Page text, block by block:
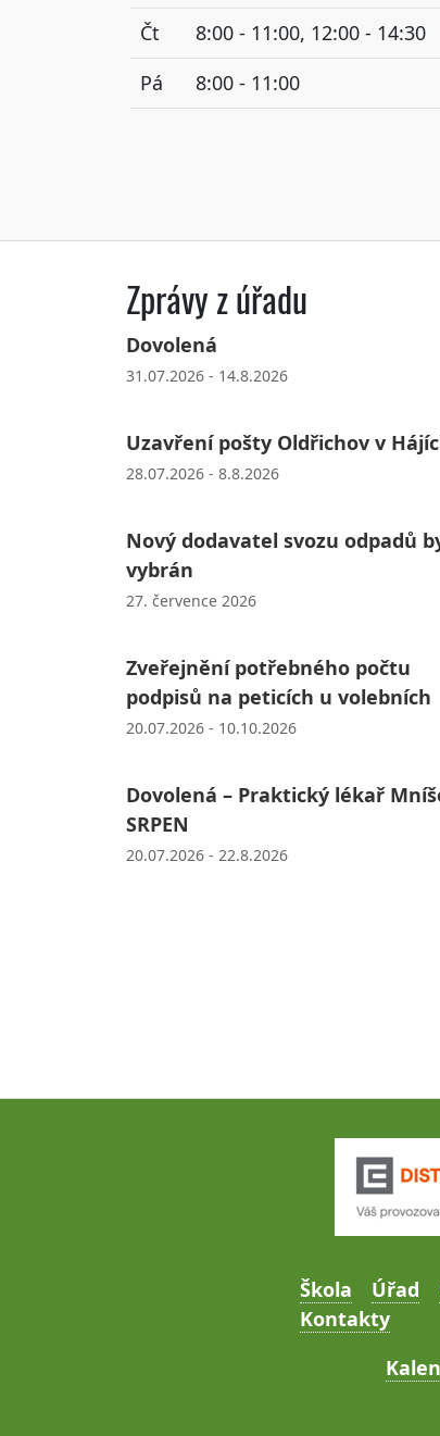
Čt
8:00 - 11:00, 12:00 - 14:30
Pá
8:00 - 11:00
Zprávy z úřadu
Dovolená
31.07.2026 - 14.8.2026
Uzavření pošty Oldřichov v
28.07.2026 - 8.8.2026
Nový dodavatel svozu odpadů
vybrán
27. července 2026
Zveřejnění potřebného počtu
podpisů na peticích u volebních
20.07.2026 - 10.10.2026
Dovolená – Praktický lékař
SRPEN
20.07.2026 - 22.8.2026
Škola Úřad
Kontakty